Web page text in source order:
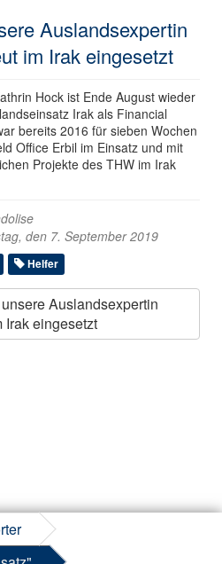
Auslandsexpertin
im Irak eingesetzt
Hock ist Ende August wieder
Irak als Financial
bereits 2016 für sieben Wochen
Office Erbil im Einsatz und mit
Projekte des THW im Irak
den 7. September 2019
Helfer
Auslandsexpertin
Irak eingesetzt